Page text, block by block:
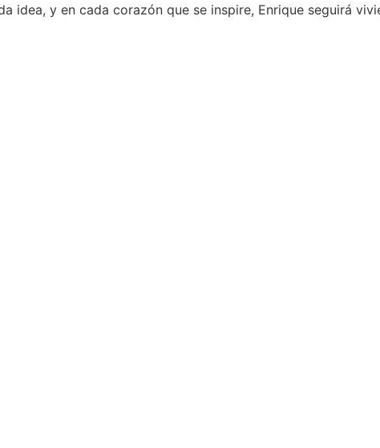
idea, y en cada corazón que se inspire, Enrique seguirá